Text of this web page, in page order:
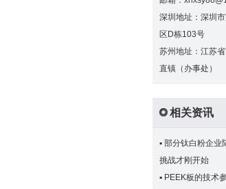
深圳地址：深圳
区D栋103号
苏州地址：江苏
直镇（办事处）
相关资讯
▪ 部分钛白粉企业
挑战才刚开始
▪ PEEK板的技术